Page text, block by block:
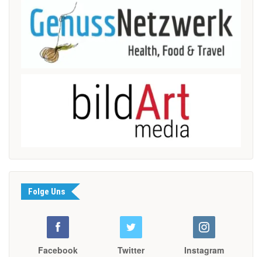
Folge Uns
Facebook Twitter Instagram